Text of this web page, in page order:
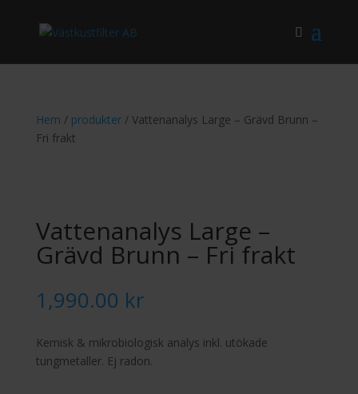
Hem / produkter/ Vattenanalys Large – Grävd Brunn –
Fri frakt
Vattenanalys Large –
Grävd Brunn – Fri frakt
1,990.00 kr
Kemisk & mikrobiologisk analys inkl. utökade
tungmetaller. Ej radon.